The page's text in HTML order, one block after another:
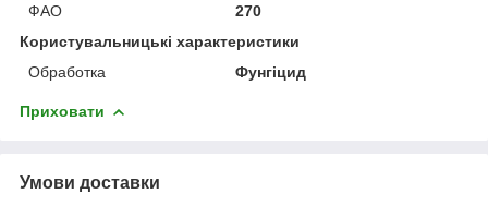
ФАО
270
Користувальницькі характеристики
Обработка
Фунгіцид
Приховати
Умови доставки